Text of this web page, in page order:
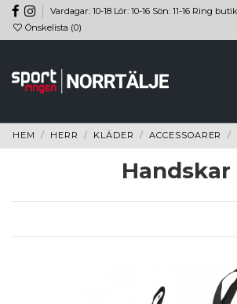
Vardagar: 10-18 Lör: 10-16 Sön: 11-16 Ring
Önskelista (0)
HEM HERR KLÄDER ACCESSOARER
Handskar